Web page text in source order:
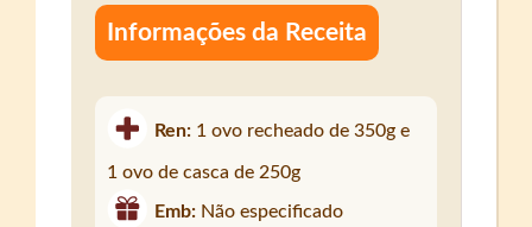
Informações da Receita
Ren: 1 ovo recheado de 350g e
1 ovo de casca de 250g
Emb: Não especificado